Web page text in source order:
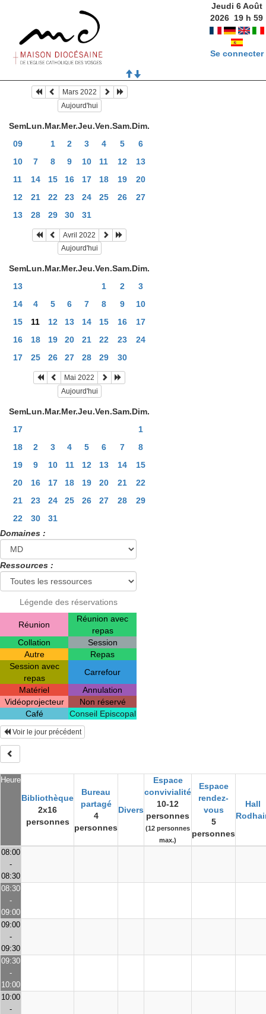
Jeudi 6 Août
2026 19 h59
Se connecter
Mars 2022
Aujourd'hui
SemLun.Mar.Mer.Jeu.Ven.Sam.Dim.
09
1 2 3 4 5
6
10
7 8 9 10 11 12
13
11
14 15 16 17 18 19
20
12
21 22 23 24 25 26
27
13
28 29 30 31
Avril 2022
Aujourd'hui
SemLun.Mar.Mer.Jeu.Ven.Sam.Dim.
13
1 2
3
14
4 5 6 7 8 9
10
15
11 12 13 14 15 16
17
16
18 19 20 21 22 23
24
17
25 26 27 28 29 30
Mai 2022
Aujourd'hui
SemLun.Mar.Mer.Jeu.Ven.Sam.Dim.
17
1
18
2 3 4 5 6 7
8
19
9 10 11 12 13 14
15
20
16 17 18 19 20 21
22
21
23 24 25 26 27 28
29
22
30
31
Domaines :
Ressources :
Légende des réservations
Réunion
Réunion avec
repas
Collation
Session
Autre
Repas
Session avec
repas
Carrefour
Matériel
Annulation
Vidéoprojecteur
Non réservé
Café
Conseil Episcopal
Heure
Bibliothèque
2x16
personnes
Bureau
partagé
4
personnes
Divers
Espace
convivialité
10-12
personnes
(12 personnes
max.)
Espace
rendez-
vous
5
personnes
Hall
Voir le jour précédent
08:00
-
08:30
08:30
-
09:00
09:00
-
09:30
09:30
-
10:00
10:00
-